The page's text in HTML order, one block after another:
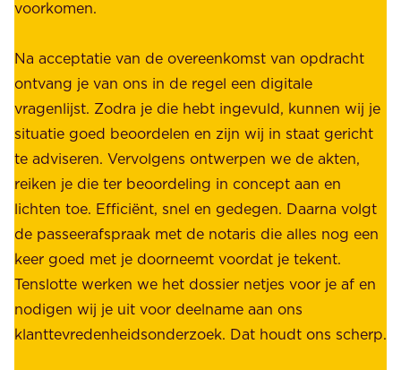
i
j
b
i
e
d
e
n
r
u
s
t
g
n
v
o
o
r
o
n
z
e
s
t
a
voorkomen.
Na acceptatie van de overeenkomst van opdracht
ontvang je van ons in de regel een digitale
vragenlijst. Zodra je die hebt ingevuld, kunnen wij je
situatie goed beoordelen en zijn wij in staat gericht
te adviseren. Vervolgens ontwerpen we de akten,
reiken je die ter beoordeling in concept aan en
lichten toe. Efficiënt, snel en gedegen. Daarna volgt
de passeerafspraak met de notaris die alles nog een
keer goed met je doorneemt voordat je tekent.
Tenslotte werken we het dossier netjes voor je af en
nodigen wij je uit voor deelname aan ons
klanttevredenheidsonderzoek. Dat houdt ons scherp.